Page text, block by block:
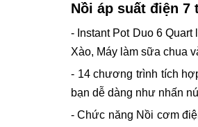
Nồi áp suất điện 7
- Instant Pot Duo 6
Xào, Máy làm sữa chua
- 14 chương trình tích
bạn dễ dàng như nhấn
- Chức năng Nồi cơm